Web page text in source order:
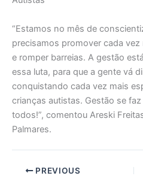
“Estamos no mês de
precisamos promover cada
e romper barreias. A gestão
essa luta, para que a gente vá
conquistando cada vez mais
crianças autistas. Gestão se
todos!”, comentou Areski
Palmares.
PREVIOUS